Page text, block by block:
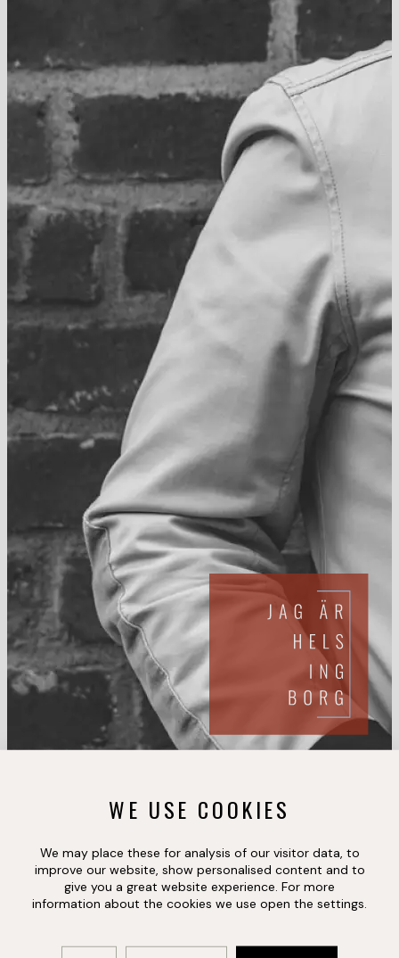
REG. FASTIGHETSMÄKLARE
ROGER BILLSTEN
WE USE COOKIES
We may place these for analysis of our visitor data, to
improve our website, show personalised content and to
give you a great website experience. For more
information about the cookies we use open the settings.